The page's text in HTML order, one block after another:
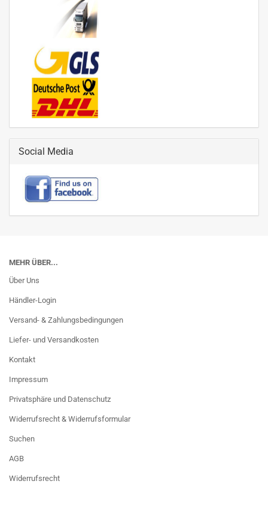
Social Media
MEHR ÜBER...
Über Uns
Händler-Login
Versand- & Zahlungsbedingungen
Liefer- und Versandkosten
Kontakt
Impressum
Privatsphäre und Datenschutz
Widerrufsrecht & Widerrufsformular
Suchen
AGB
Widerrufsrecht